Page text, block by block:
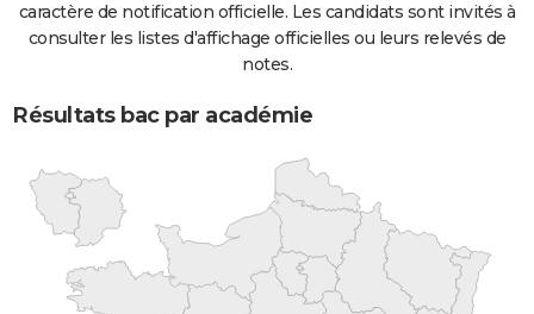
caractère de notification officielle. Les candidats sont invités à
consulter les listes d'affichage officielles ou leurs relevés de
notes.
Résultats bac par académie